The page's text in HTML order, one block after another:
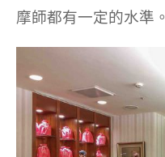
摩師都有一定的水準。